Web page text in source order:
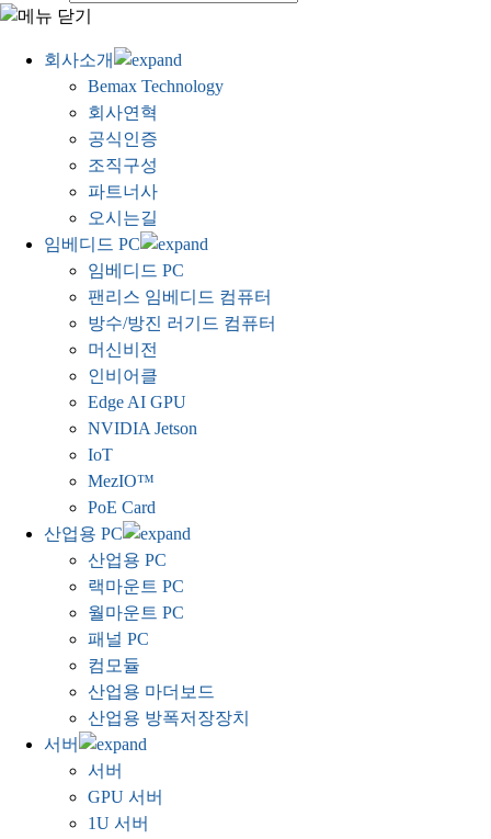
회사소개
Bemax Technology
회사연혁
공식인증
조직구성
파트너사
오시는길
임베디드 PC
임베디드 PC
팬리스 임베디드 컴퓨터
방수/방진 러기드 컴퓨터
머신비전
인비어클
Edge AI GPU
NVIDIA Jetson
IoT
MezIO™
PoE Card
산업용 PC
산업용 PC
랙마운트 PC
월마운트 PC
패널 PC
컴모듈
산업용 마더보드
산업용 방폭저장장치
서버
서버
GPU 서버
1U 서버